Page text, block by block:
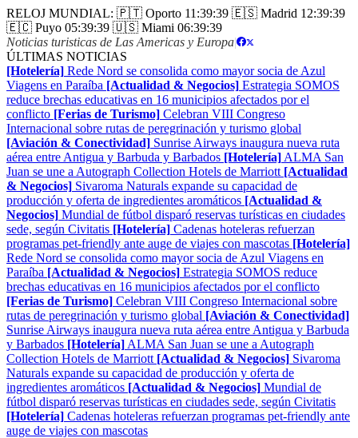
RELOJ MUNDIAL: 🇵🇹 Oporto 11:39:40 🇪🇸 Madrid 12:39:40
🇪🇨 Puyo 05:39:40 🇺🇸 Miami 06:39:40
Noticias turisticas de Las Americas y Europa|
ÚLTIMAS NOTICIAS
[Hotelería] Rede Nord se consolida como mayor socia de Azul
Viagens en Paraíba [Actualidad & Negocios] Estrategia SOMOS
reduce brechas educativas en 16 municipios afectados por el
conflicto [Ferias de Turismo] Celebran VIII Congreso
Internacional sobre rutas de peregrinación y turismo global
[Aviación & Conectividad] Sunrise Airways inaugura nueva ruta
aérea entre Antigua y Barbuda y Barbados [Hotelería] ALMA San
Juan se une a Autograph Collection Hotels de Marriott [Actualidad
& Negocios] Sivaroma Naturals expande su capacidad de
producción y oferta de ingredientes aromáticos [Actualidad &
Negocios] Mundial de fútbol disparó reservas turísticas en ciudades
sede, según Civitatis [Hotelería] Cadenas hoteleras refuerzan
programas pet-friendly ante auge de viajes con mascotas [Hotelería]
Rede Nord se consolida como mayor socia de Azul Viagens en
Paraíba [Actualidad & Negocios] Estrategia SOMOS reduce
brechas educativas en 16 municipios afectados por el conflicto
[Ferias de Turismo] Celebran VIII Congreso Internacional sobre
rutas de peregrinación y turismo global [Aviación & Conectividad]
Sunrise Airways inaugura nueva ruta aérea entre Antigua y Barbuda
y Barbados [Hotelería] ALMA San Juan se une a Autograph
Collection Hotels de Marriott [Actualidad & Negocios] Sivaroma
Naturals expande su capacidad de producción y oferta de
ingredientes aromáticos [Actualidad & Negocios] Mundial de
fútbol disparó reservas turísticas en ciudades sede, según Civitatis
[Hotelería] Cadenas hoteleras refuerzan programas pet-friendly ante
auge de viajes con mascotas